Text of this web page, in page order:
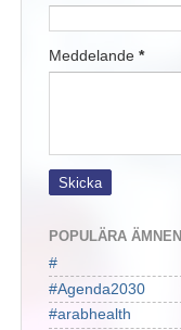
Meddelande *
POPULÄRA ÄMNEN
#
#Agenda2030
#arabhealth